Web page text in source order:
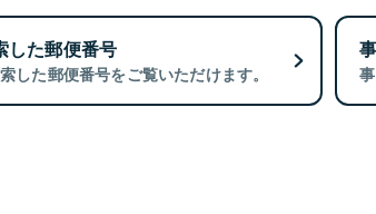
した郵便番号
した郵便番号をご覧いただけます。